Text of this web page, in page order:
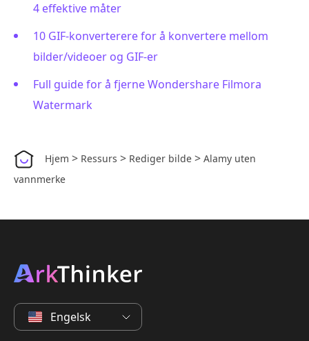
4 effektive måter
10 GIF-konverterere for å konvertere mellom
bilder/videoer og GIF-er
Full guide for å fjerne Wondershare Filmora
Watermark
Hjem > Ressurs > Rediger bilde > Alamy uten
vannmerke
Engelsk